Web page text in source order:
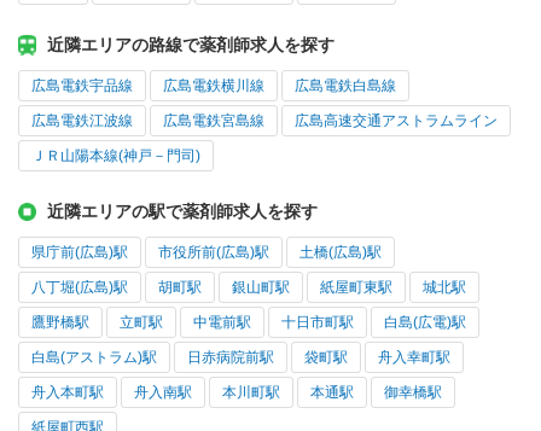
近隣エリアの路線で薬剤師求人を探す
広島電鉄宇品線 広島電鉄横川線 広島電鉄白島線
広島電鉄江波線 広島電鉄宮島線 広島高速交通アストラムライン
ＪＲ山陽本線(神戸－門司)
近隣エリアの駅で薬剤師求人を探す
県庁前(広島)駅 市役所前(広島)駅 土橋(広島)駅
八丁堀(広島)駅 胡町駅 銀山町駅 紙屋町東駅 城北駅
鷹野橋駅 立町駅 中電前駅 十日市町駅 白島(広電)駅
白島(アストラム)駅 日赤病院前駅 袋町駅 舟入幸町駅
舟入本町駅 舟入南駅 本川町駅 本通駅 御幸橋駅